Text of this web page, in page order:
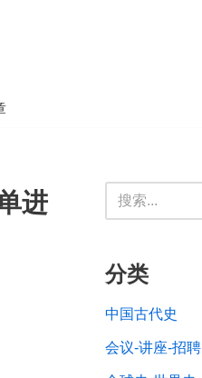
进
分类
中国古代史
会议-讲座-招聘